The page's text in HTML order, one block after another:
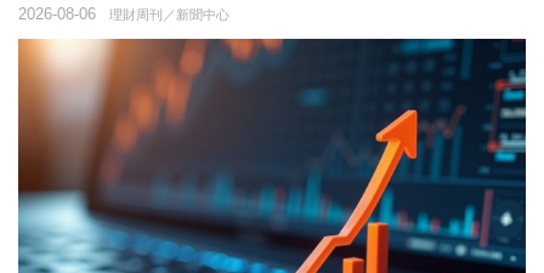
理財周刊／新聞中心
2026-08-06